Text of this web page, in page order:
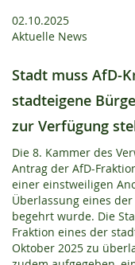
02.10.2025
Aktuelle News
Stadt muss AfD-
stadteigene
zur Verfügung
Die 8. Kammer des
Antrag der AfD-
einer einstweiligen
Überlassung eines
begehrt wurde. Die
Fraktion eines der
Oktober 2025 zu